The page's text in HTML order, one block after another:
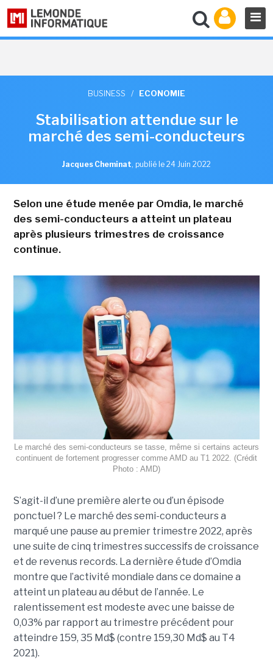
BUSINESS / ECONOMIE
Stabilisation attendue sur le
marché des semi-conducteurs
Jacques Cheminat, publié le 24 Juin 2022
Selon une étude menée par Omdia, le marché
des semi-conducteurs a atteint un plateau
après plusieurs trimestres de croissance
continue.
Le marché des semi-conducteurs se tasse, même si certains acteurs
continuent de fortement progresser comme AMD au T1 2022. (Crédit
Photo : AMD)
S’agit-il d’une première alerte ou d’un épisode
ponctuel ? Le marché des semi-conducteurs a
marqué une pause au premier trimestre 2022, après
une suite de cinq trimestres successifs de croissance
et de revenus records. La dernière étude d’Omdia
montre que l’activité mondiale dans ce domaine a
atteint un plateau au début de l’année. Le
ralentissement est modeste avec une baisse de
0,03% par rapport au trimestre précédent pour
atteindre 159, 35 Md$ (contre 159,30 Md$ au T4
2021).